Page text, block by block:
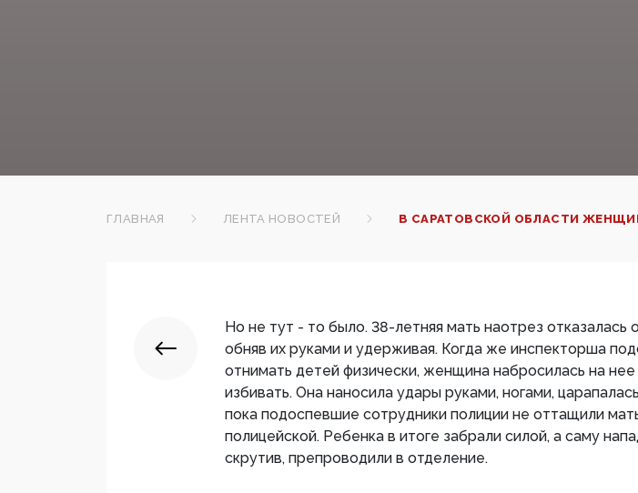
ГЛАВНАЯ ЛЕНТА НОВОСТЕЙ В САРАТОВСКОЙ ОБЛАСТИ
Но не тут - то было. 38-летняя мать наотрез отказалась
обняв их руками и удерживая. Когда же инспекторша
отнимать детей физически, женщина набросилась на нее
избивать. Она наносила удары руками, ногами,
пока подоспевшие сотрудники полиции не оттащили
полицейской. Ребенка в итоге забрали силой, а саму
скрутив, препроводили в отделение.